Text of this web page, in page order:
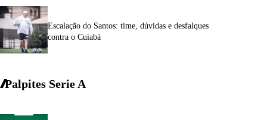
Escalação do Santos: time, dúvidas e desfalques
contra o Cuiabá
Palpites Serie A